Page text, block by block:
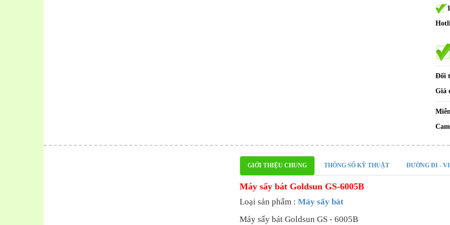
Đổi
Giá
GIỚI THIỆU CHUNG THÔNG SỐ KỸ THUẬT ĐƯỜNG ĐI -
Máy sấy bát Goldsun GS-6005B
Loại sản phẩm : Máy sấy bát
Máy sấy bát Goldsun GS - 6005B